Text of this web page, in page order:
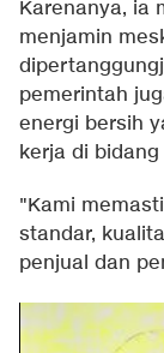
Karenanya, ia
menjamin
pemerintah
energi bersih
kerja di bidang
"Kami
standar,
penjual dan